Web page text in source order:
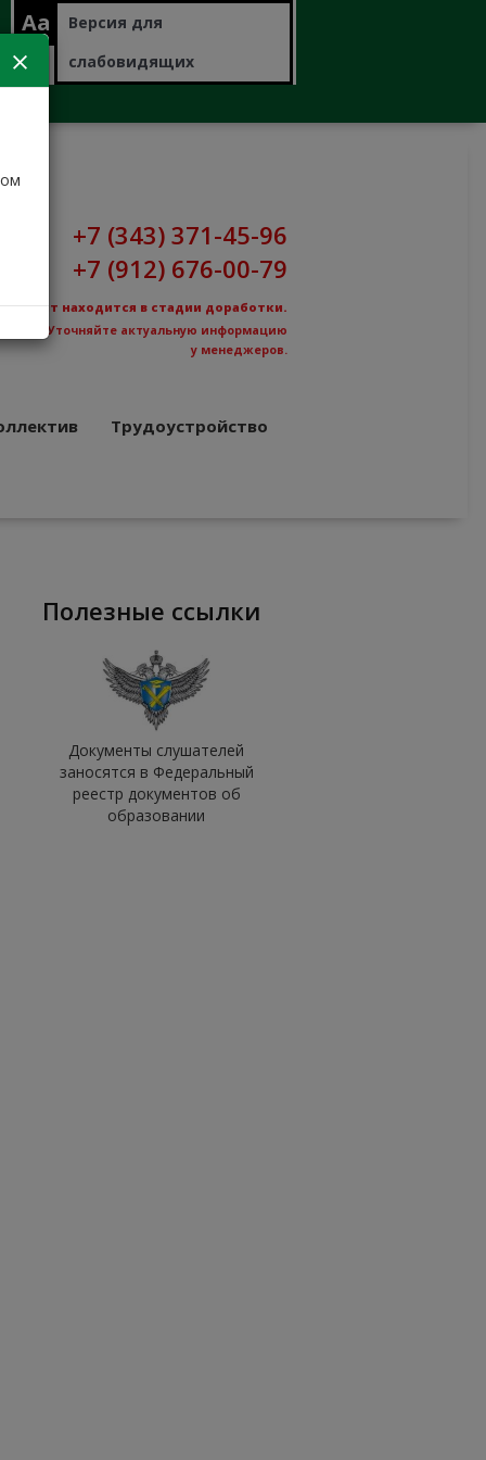
Aa
Версия для
слабовидящих
+7 (343) 371-45-96
+7 (912) 676-00-79
Сайт находится в стадии доработки.
Уточняйте актуальную информацию
у менеджеров.
Трудоустройство
полезные ссылки
Документы слушателей
заносятся в Федеральный
реестр документов об
образовании